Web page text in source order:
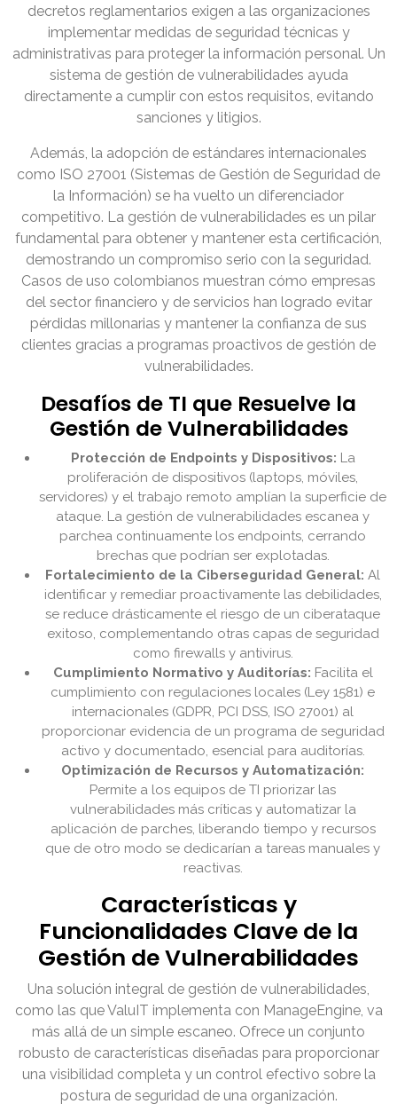
decretos reglamentarios exigen a las organizaciones
implementar medidas de seguridad técnicas y
administrativas para proteger la información personal. Un
sistema de gestión de vulnerabilidades ayuda
directamente a cumplir con estos requisitos, evitando
sanciones y litigios.
Además, la adopción de estándares internacionales
como ISO 27001 (Sistemas de Gestión de Seguridad de
la Información) se ha vuelto un diferenciador
competitivo. La gestión de vulnerabilidades es un pilar
fundamental para obtener y mantener esta certificación,
demostrando un compromiso serio con la seguridad.
Casos de uso colombianos muestran cómo empresas
del sector financiero y de servicios han logrado evitar
pérdidas millonarias y mantener la confianza de sus
clientes gracias a programas proactivos de gestión de
vulnerabilidades.
Desafíos de TI que Resuelve la
Gestión de Vulnerabilidades
Protección de Endpoints y Dispositivos: La
proliferación de dispositivos (laptops, móviles,
servidores) y el trabajo remoto amplían la superficie de
ataque. La gestión de vulnerabilidades escanea y
parchea continuamente los endpoints, cerrando
brechas que podrían ser explotadas.
Fortalecimiento de la Ciberseguridad General: Al
identificar y remediar proactivamente las debilidades,
se reduce drásticamente el riesgo de un ciberataque
exitoso, complementando otras capas de seguridad
como firewalls y antivirus.
Cumplimiento Normativo y Auditorías: Facilita el
cumplimiento con regulaciones locales (Ley 1581) e
internacionales (GDPR, PCI DSS, ISO 27001) al
proporcionar evidencia de un programa de seguridad
activo y documentado, esencial para auditorías.
Optimización de Recursos y Automatización:
Permite a los equipos de TI priorizar las
vulnerabilidades más críticas y automatizar la
aplicación de parches, liberando tiempo y recursos
que de otro modo se dedicarían a tareas manuales y
reactivas.
Características y
Funcionalidades Clave de la
Gestión de Vulnerabilidades
Una solución integral de gestión de vulnerabilidades,
como las que ValuIT implementa con ManageEngine, va
más allá de un simple escaneo. Ofrece un conjunto
robusto de características diseñadas para proporcionar
una visibilidad completa y un control efectivo sobre la
postura de seguridad de una organización.